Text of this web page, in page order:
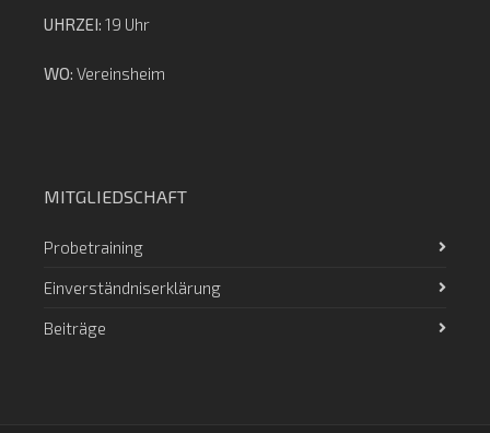
UHRZEI: 19 Uhr
WO: Vereinsheim
MITGLIEDSCHAFT
Probetraining
Einverständniserklärung
Beiträge